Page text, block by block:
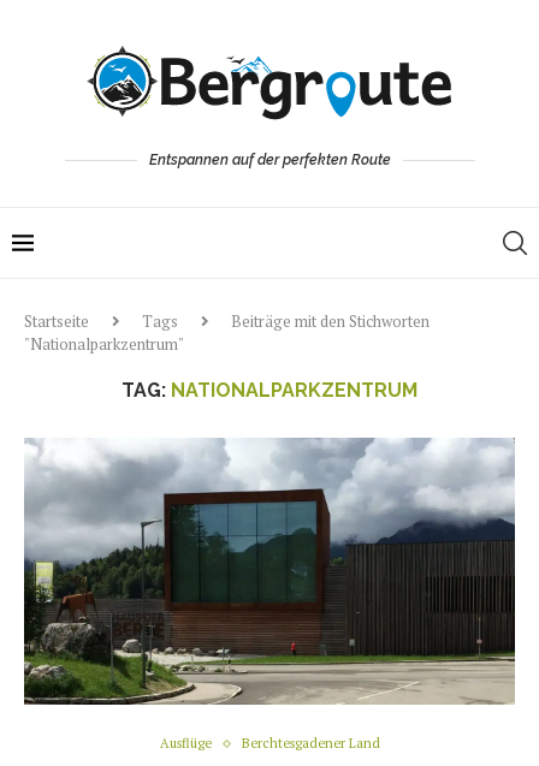
Entspannen auf der perfekten Route
Startseite Tags
Beiträge mit den Stichworten
"Nationalparkzentrum"
TAG: NATIONALPARKZENTRUM
Ausflüge Berchtesgadener Land